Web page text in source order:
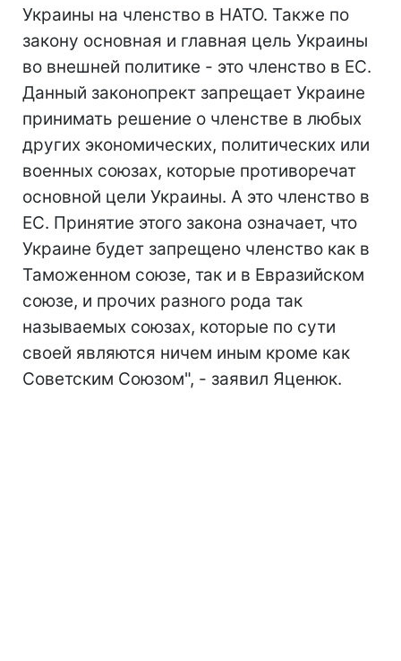
Украины на членство в НАТО. Также по
закону основная и главная цель Украины
во внешней политике - это членство в ЕС.
Данный законопрект запрещает Украине
принимать решение о членстве в любых
других экономических, политических или
военных союзах, которые противоречат
основной цели Украины. А это членство в
ЕС. Принятие этого закона означает, что
Украине будет запрещено членство как в
Таможенном союзе, так и в Евразийском
союзе, и прочих разного рода так
называемых союзах, которые по сути
своей являются ничем иным кроме как
Советским Союзом", - заявил Яценюк.